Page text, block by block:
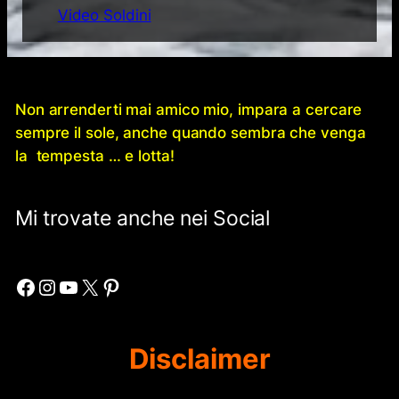
Video Soldini
Non arrenderti mai amico mio, impara a cercare
sempre il sole, anche quando sembra che venga
la tempesta … e lotta!
Mi trovate anche nei Social
Facebook Instagram YouTube X Pinterest
Disclaimer